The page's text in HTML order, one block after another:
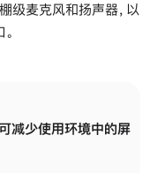
麦克风和扬声器，以
减少使用环境中的屏